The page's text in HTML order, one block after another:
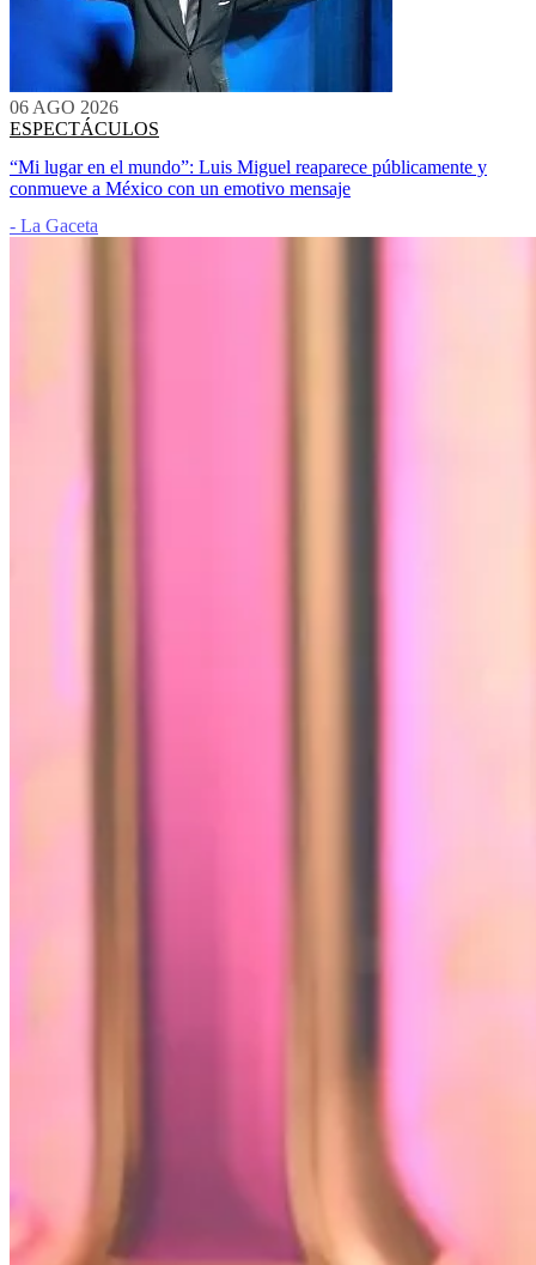
06 AGO 2026
ESPECTÁCULOS
“Mi lugar en el mundo”: Luis Miguel reaparece públicamente y
conmueve a México con un emotivo mensaje
- La Gaceta